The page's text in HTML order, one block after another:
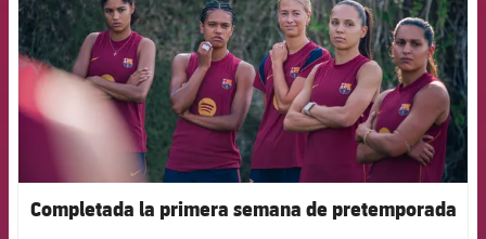
Completada la primera semana de pretemporada